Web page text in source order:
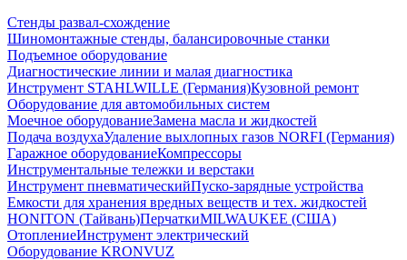
Стенды развал-схождение
Шиномонтажные стенды, балансировочные станки
Подъемное оборудование
Диагностические линии и малая диагностика
Инструмент STAHLWILLE (Германия)Кузовной ремонт
Оборудование для автомобильных систем
Моечное оборудованиеЗамена масла и жидкостей
Подача воздухаУдаление выхлопных газов NORFI (Германия)
Гаражное оборудованиеКомпрессоры
Инструментальные тележки и верстаки
Инструмент пневматическийПуско-зарядные устройства
Емкости для хранения вредных веществ и тех. жидкостей
HONITON (Тайвань)ПерчаткиMILWAUKEE (США)
ОтоплениеИнструмент электрический
Оборудование KRONVUZ